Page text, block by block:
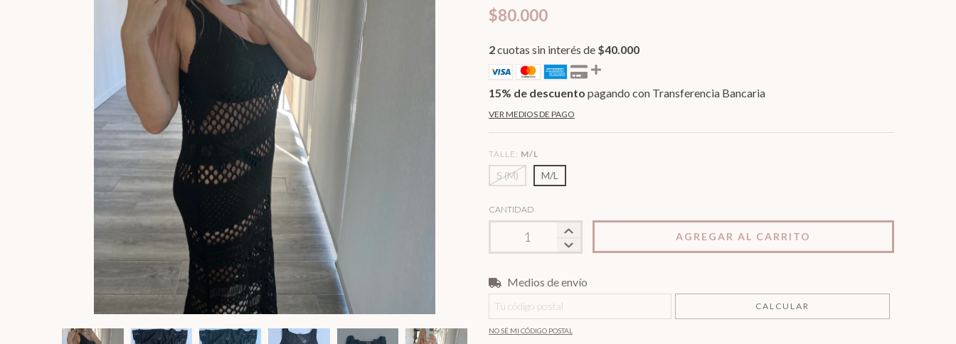
$80.000
2cuotas sin interés de $40.000
15% de descuento pagando con Transferencia Bancaria
VER MEDIOS DE PAGO
TALLE: M/L
S (M) M/L
CANTIDAD
Entregas para el CP:
Medios de envío
CALCULAR
NO SÉ MI CÓDIGO POSTAL